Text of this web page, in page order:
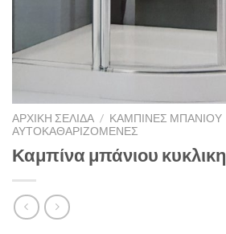
ΑΡΧΙΚΉ ΣΕΛΊΔΑ / ΚΑΜΠΊΝΕΣ ΜΠΆΝΙΟΥ
ΑΥΤΟΚΑΘΑΡΙΖΌΜΕΝΕΣ
Καμπίνα μπάνιου κυκλικη